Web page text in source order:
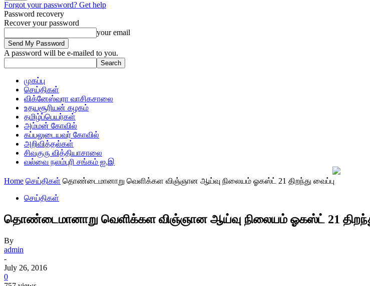
Forgot your password? Get help
Password recovery
Recover your password
your email
A password will be e-mailed to you.
முகப்பு
செய்திகள்
விக்னேஸ்வரா வாசிகசாலை
உதயசூரியன் கழகம்
தமிழ்ப்பெயர்கள்
அம்மன் கோவில்
கப்பலுடையவர் கோவில்
அறிவித்தல்கள்
சிவகுரு வித்தியாசாலை
வல்வை நலம்புரி சங்கம் ஐ.இ
Home செய்திகள் தொண்டைமானாறு வெளிக்கள விஞ்ஞான ஆய்வு நிலையம் ஓகஸ்ட் 21 திறந்து வைப்பு
செய்திகள்
தொண்டைமானாறு வெளிக்கள விஞ்ஞான ஆய்வு நிலையம் ஓகஸ்ட் 21
By
admin
-
July 26, 2016
0